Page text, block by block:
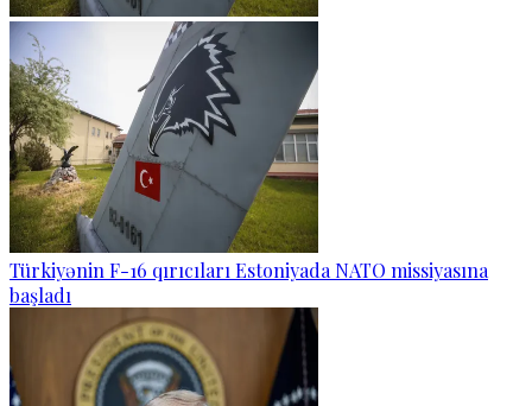
Türkiyənin F-16 qırıcıları Estoniyada NATO missiyasına
başladı